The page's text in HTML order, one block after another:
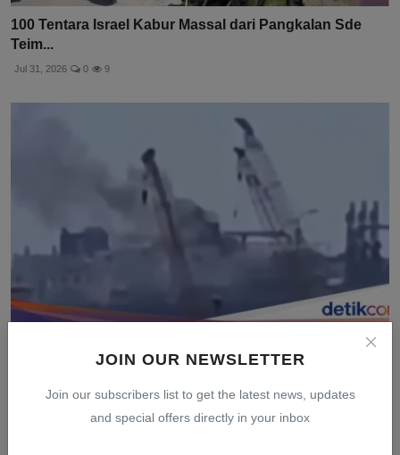
JOIN OUR NEWSLETTER
Join our subscribers list to get the latest news, updates
and special offers directly in your inbox
100 Tentara Israel Kabur Massal dari Pangkalan Sde
Teim...
Jul 31, 2026 0 9
Presiden Mesir Tegaskan Eskalasi Serius Setelah
Jul 31, 2026 0 8